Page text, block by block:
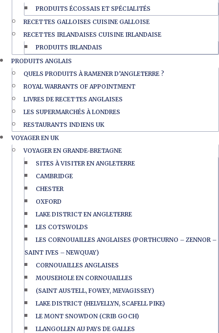
PRODUITS ÉCOSSAIS ET SPÉCIALITÉS
RECETTES GALLOISES CUISINE GALLOISE
RECETTES IRLANDAISES CUISINE IRLANDAISE
PRODUITS IRLANDAIS
PRODUITS ANGLAIS
QUELS PRODUITS À RAMENER D’ANGLETERRE ?
ROYAL WARRANTS OF APPOINTMENT
LIVRES DE RECETTES ANGLAISES
LES SUPERMARCHÉS À LONDRES
RESTAURANTS INDIENS UK
VOYAGER EN UK
VOYAGER EN GRANDE-BRETAGNE
SITES À VISITER EN ANGLETERRE
CAMBRIDGE
CHESTER
OXFORD
LAKE DISTRICT EN ANGLETERRE
LES COTSWOLDS
LES CORNOUAILLES ANGLAISES (PORTHCURNO – ZENNOR –
SAINT IVES – NEWQUAY)
CORNOUAILLES ANGLAISES
MOUSEHOLE EN CORNOUAILLES
(SAINT AUSTELL, FOWEY, MEVAGISSEY)
LAKE DISTRICT (HELVELLYN, SCAFELL PIKE)
LE MONT SNOWDON (CRIB GOCH)
LLANGOLLEN AU PAYS DE GALLES